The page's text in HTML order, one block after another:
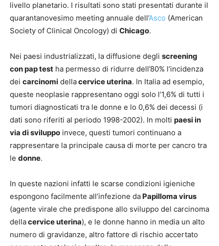
livello planetario. I risultati sono stati presentati durante il
quarantanovesimo meeting annuale dell’Asco (American
Society of Clinical Oncology) di Chicago.
Nei paesi industrializzati, la diffusione degli screening
con pap test ha permesso di ridurre dell’80% l’incidenza
dei carcinomi dellacervice uterina. In Italia ad esempio,
queste neoplasie rappresentano oggi solo l’1,6% di tutti i
tumori diagnosticati tra le donne e lo 0,6% dei decessi (i
dati sono riferiti al periodo 1998-2002). In molti paesi in
via di sviluppo invece, questi tumori continuano a
rappresentare la principale causa di morte per cancro tra
le donne.
In queste nazioni infatti le scarse condizioni igieniche
espongono facilmente all’infezione da Papilloma virus
(agente virale che predispone allo sviluppo del carcinoma
dellacervice uterina), e le donne hanno in media un alto
numero di gravidanze, altro fattore di rischio accertato